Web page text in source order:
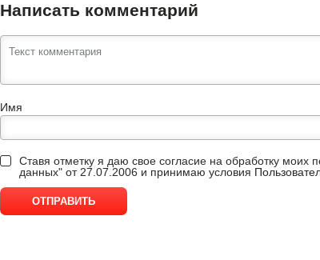
Написать комментарий
Имя
Ставя отметку я даю свое согласие на обработку
данных" от 27.07.2006 и принимаю условия